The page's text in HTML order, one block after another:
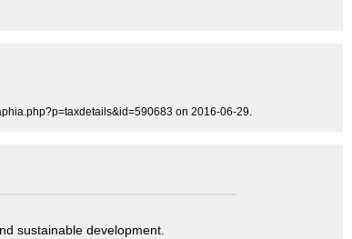
on 2016-06-29.
sustainable development.